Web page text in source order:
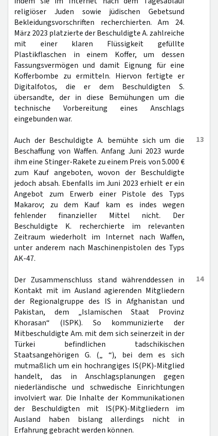
religiöser Juden sowie jüdischen Gebetsund
Bekleidungsvorschriften recherchierten. Am 24.
März 2023 platzierte der Beschuldigte A. zahlreiche
mit einer klaren Flüssigkeit gefüllte
Plastikflaschen in einem Koffer, um dessen
Fassungsvermögen und damit Eignung für eine
Kofferbombe zu ermitteln. Hiervon fertigte er
Digitalfotos, die er dem Beschuldigten S.
übersandte, der in diese Bemühungen um die
technische Vorbereitung eines Anschlags
eingebunden war.
13
Auch der Beschuldigte A. bemühte sich um die
Beschaffung von Waffen. Anfang Juni 2023 wurde
ihm eine Stinger-Rakete zu einem Preis von 5.000 €
zum Kauf angeboten, wovon der Beschuldigte
jedoch absah. Ebenfalls im Juni 2023 erhielt er ein
Angebot zum Erwerb einer Pistole des Typs
Makarov; zu dem Kauf kam es indes wegen
fehlender finanzieller Mittel nicht. Der
Beschuldigte K. recherchierte im relevanten
Zeitraum wiederholt im Internet nach Waffen,
unter anderem nach Maschinenpistolen des Typs
AK-47.
14
Der Zusammenschluss stand währenddessen in
Kontakt mit im Ausland agierenden Mitgliedern
der Regionalgruppe des IS in Afghanistan und
Pakistan, dem „Islamischen Staat Provinz
Khorasan“ (ISPK). So kommunizierte der
Mitbeschuldigte Am. mit dem sich seinerzeit in der
Türkei befindlichen tadschikischen
Staatsangehörigen G. („ “), bei dem es sich
mutmaßlich um ein hochrangiges IS(PK)-Mitglied
handelt, das in Anschlagsplanungen gegen
niederländische und schwedische Einrichtungen
involviert war. Die Inhalte der Kommunikationen
der Beschuldigten mit IS(PK)-Mitgliedern im
Ausland haben bislang allerdings nicht in
Erfahrung gebracht werden können.